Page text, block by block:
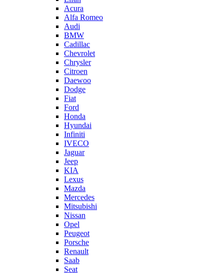
Acura
Alfa Romeo
Audi
BMW
Cadillac
Chevrolet
Chrysler
Citroen
Daewoo
Dodge
Fiat
Ford
Honda
Hyundai
Infiniti
IVECO
Jaguar
Jeep
KIA
Lexus
Mazda
Mercedes
Mitsubishi
Nissan
Opel
Peugeot
Porsche
Renault
Saab
Seat